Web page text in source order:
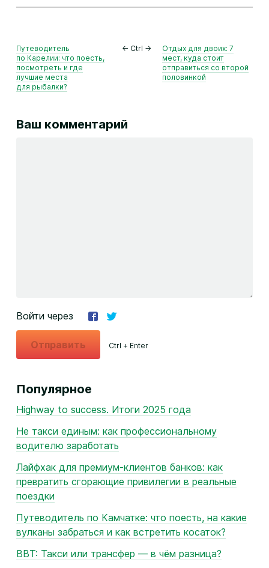
Путеводитель
по Карелии: что поесть,
посмотреть и где
лучшие места
для рыбалки?
← Ctrl →
Отдых для двоих: 7
мест, куда стоит
отправиться со второй
половинкой
Ваш комментарий
Войти через
Отправить Ctrl + Enter
Популярное
Highway to success. Итоги 2025 года
Не такси единым: как профессиональному
водителю заработать
Лайфхак для премиум-клиентов банков: как
превратить сгорающие привилегии в реальные
поездки
Путеводитель по Камчатке: что поесть, на какие
вулканы забраться и как встретить косаток?
BBT: Такси или трансфер — в чём разница?